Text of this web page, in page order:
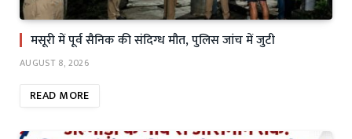
मसूरी में पूर्व सैनिक की संदिग्ध मौत, पुलिस जांच में जुटी
AUGUST 8, 2026
READ MORE